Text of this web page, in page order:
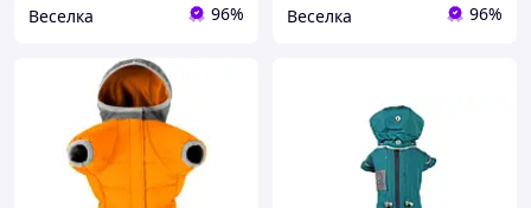
Веселка 96% Веселка 96%